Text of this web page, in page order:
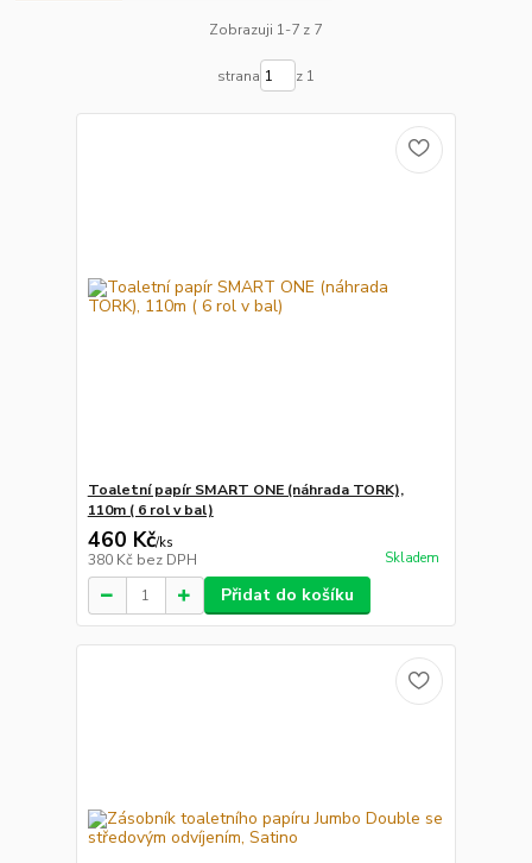
Zobrazuji 1-7 z 7
strana z 1
Toaletní papír SMART ONE (náhrada TORK),
110m ( 6 rol v bal)
460 Kč/ks
380 Kč bez DPH Skladem
Přidat do košíku